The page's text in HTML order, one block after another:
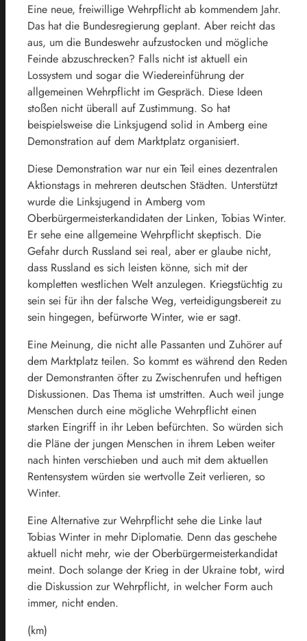
Eine neue, freiwillige Wehrpflicht ab kommendem Jahr.
Das hat die Bundesregierung geplant. Aber reicht das
aus, um die Bundeswehr aufzustocken und mögliche
Feinde abzuschrecken? Falls nicht ist aktuell ein
Lossystem und sogar die Wiedereinführung der
allgemeinen Wehrpflicht im Gespräch. Diese Ideen
stoßen nicht überall auf Zustimmung. So hat
beispielsweise die Linksjugend solid in Amberg eine
Demonstration auf dem Marktplatz organisiert.
Diese Demonstration war nur ein Teil eines dezentralen
Aktionstags in mehreren deutschen Städten. Unterstützt
wurde die Linksjugend in Amberg vom
Oberbürgermeisterkandidaten der Linken, Tobias Winter.
Er sehe eine allgemeine Wehrpflicht skeptisch. Die
Gefahr durch Russland sei real, aber er glaube nicht,
dass Russland es sich leisten könne, sich mit der
kompletten westlichen Welt anzulegen. Kriegstüchtig zu
sein sei für ihn der falsche Weg, verteidigungsbereit zu
sein hingegen, befürworte Winter, wie er sagt.
Eine Meinung, die nicht alle Passanten und Zuhörer auf
dem Marktplatz teilen. So kommt es während den Reden
der Demonstranten öfter zu Zwischenrufen und heftigen
Diskussionen. Das Thema ist umstritten. Auch weil junge
Menschen durch eine mögliche Wehrpflicht einen
starken Eingriff in ihr Leben befürchten. So würden sich
die Pläne der jungen Menschen in ihrem Leben weiter
nach hinten verschieben und auch mit dem aktuellen
Rentensystem würden sie wertvolle Zeit verlieren, so
Winter.
Eine Alternative zur Wehrpflicht sehe die Linke laut
Tobias Winter in mehr Diplomatie. Denn das geschehe
aktuell nicht mehr, wie der Oberbürgermeisterkandidat
meint. Doch solange der Krieg in der Ukraine tobt, wird
die Diskussion zur Wehrpflicht, in welcher Form auch
immer, nicht enden.
(km)